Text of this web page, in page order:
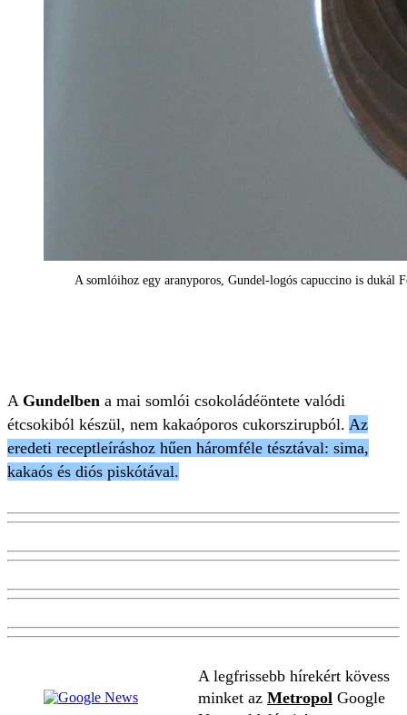
A somlóihoz egy aranyporos, Gundel-logós capuccino is dukál
A Gundelben a mai somlói csokoládéöntete valódi
étcsokiból készül, nem kakaóporos cukorszirupból. Az
eredeti receptleíráshoz hűen háromféle tésztával: sima,
kakaós és diós piskótával.
A legfrissebb hírekért kövess
minket az Metropol Google